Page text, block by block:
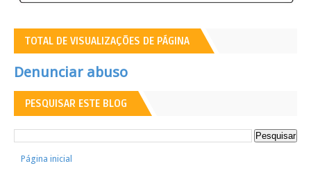
TOTAL DE VISUALIZAÇÕES DE PÁGINA
Denunciar abuso
PESQUISAR ESTE BLOG
Página inicial